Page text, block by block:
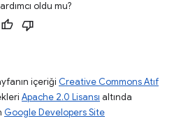
oldu mu?
içeriği Creative Commons Atıf
Apache 2.0 Lisansı altında
Google Developers Site